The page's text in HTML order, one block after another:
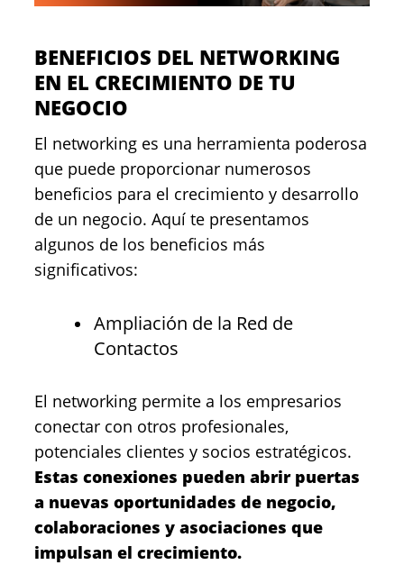
BENEFICIOS DEL NETWORKING
EN EL CRECIMIENTO DE TU
NEGOCIO
El networking es una herramienta poderosa
que puede proporcionar numerosos
beneficios para el crecimiento y desarrollo
de un negocio. Aquí te presentamos
algunos de los beneficios más
significativos:
Ampliación de la Red de
Contactos
El networking permite a los empresarios
conectar con otros profesionales,
potenciales clientes y socios estratégicos.
Estas conexiones pueden abrir puertas
a nuevas oportunidades de negocio,
colaboraciones y asociaciones que
impulsan el crecimiento.